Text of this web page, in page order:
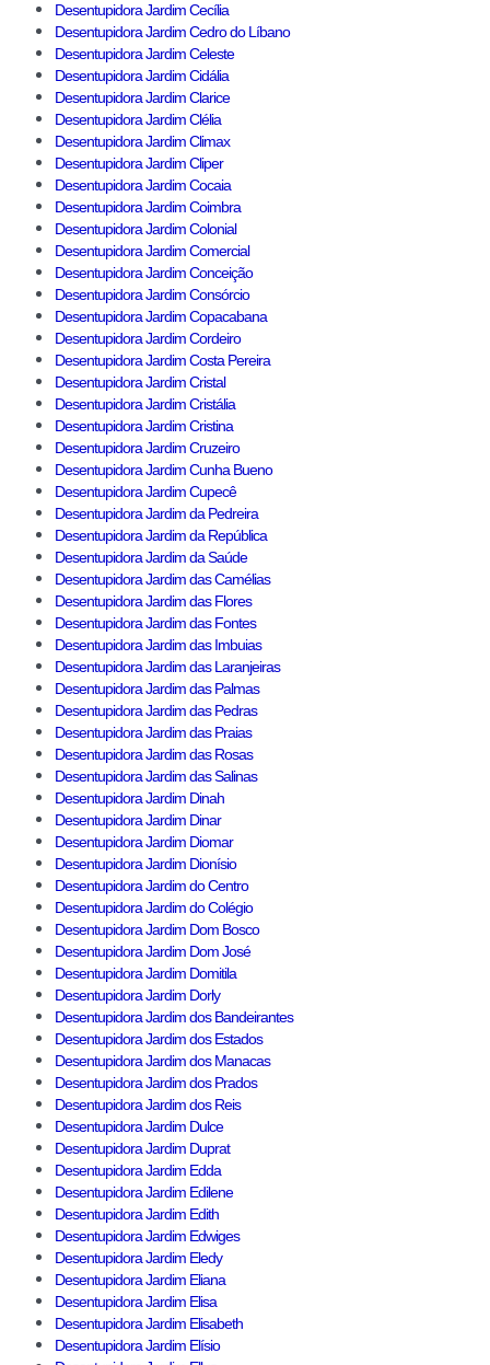
Desentupidora Jardim Cecília
Desentupidora Jardim Cedro do Líbano
Desentupidora Jardim Celeste
Desentupidora Jardim Cidália
Desentupidora Jardim Clarice
Desentupidora Jardim Clélia
Desentupidora Jardim Climax
Desentupidora Jardim Cliper
Desentupidora Jardim Cocaia
Desentupidora Jardim Coimbra
Desentupidora Jardim Colonial
Desentupidora Jardim Comercial
Desentupidora Jardim Conceição
Desentupidora Jardim Consórcio
Desentupidora Jardim Copacabana
Desentupidora Jardim Cordeiro
Desentupidora Jardim Costa Pereira
Desentupidora Jardim Cristal
Desentupidora Jardim Cristália
Desentupidora Jardim Cristina
Desentupidora Jardim Cruzeiro
Desentupidora Jardim Cunha Bueno
Desentupidora Jardim Cupecê
Desentupidora Jardim da Pedreira
Desentupidora Jardim da República
Desentupidora Jardim da Saúde
Desentupidora Jardim das Camélias
Desentupidora Jardim das Flores
Desentupidora Jardim das Fontes
Desentupidora Jardim das Imbuias
Desentupidora Jardim das Laranjeiras
Desentupidora Jardim das Palmas
Desentupidora Jardim das Pedras
Desentupidora Jardim das Praias
Desentupidora Jardim das Rosas
Desentupidora Jardim das Salinas
Desentupidora Jardim Dinah
Desentupidora Jardim Dinar
Desentupidora Jardim Diomar
Desentupidora Jardim Dionísio
Desentupidora Jardim do Centro
Desentupidora Jardim do Colégio
Desentupidora Jardim Dom Bosco
Desentupidora Jardim Dom José
Desentupidora Jardim Domitila
Desentupidora Jardim Dorly
Desentupidora Jardim dos Bandeirantes
Desentupidora Jardim dos Estados
Desentupidora Jardim dos Manacas
Desentupidora Jardim dos Prados
Desentupidora Jardim dos Reis
Desentupidora Jardim Dulce
Desentupidora Jardim Duprat
Desentupidora Jardim Edda
Desentupidora Jardim Edilene
Desentupidora Jardim Edith
Desentupidora Jardim Edwiges
Desentupidora Jardim Eledy
Desentupidora Jardim Eliana
Desentupidora Jardim Elisa
Desentupidora Jardim Elisabeth
Desentupidora Jardim Elísio